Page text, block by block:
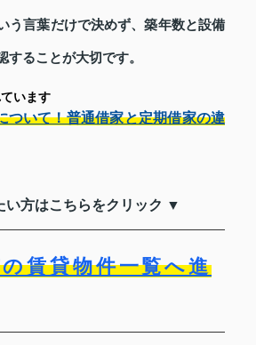
う言葉だけで決めず、築年数と設備
することが大切です。
います
ついて！普通借家と定期借家の違
い方はこちらをクリック ▼
賃貸物件一覧へ進